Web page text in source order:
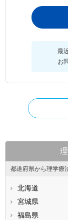
最
お
都道府県から理学療
北海道
宮城県
福島県